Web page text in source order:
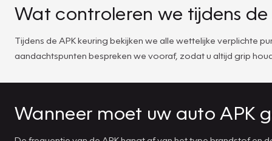
Wat controleren we tijdens de
Tijdens de APK keuring bekijken we alle wettelijke verplichte
aandachtspunten bespreken we vooraf, zodat u altijd grip
Wanneer moet uw auto APK